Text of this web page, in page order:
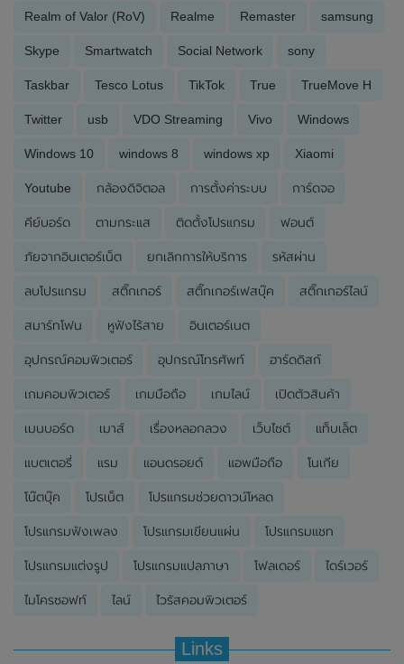
Realm of Valor (RoV) Realme Remaster samsung
Skype Smartwatch Social Network sony
Taskbar Tesco Lotus TikTok True TrueMove H
Twitter usb VDO Streaming Vivo Windows
Windows 10 windows 8 windows xp Xiaomi
Youtube กล้องดิจิตอล การตั้งค่าระบบ การ์ดจอ
คีย์บอร์ด ตามกระแส ติดตั้งโปรแกรม ฟอนต์
ภัยจากอินเตอร์เน็ต ยกเลิกการให้บริการ รหัสผ่าน
ลบโปรแกรม สติ๊กเกอร์ สติ๊กเกอร์เฟสบุ๊ค สติ๊กเกอร์ไลน์
สมาร์ทโฟน หูฟังไร้สาย อินเตอร์เนต
อุปกรณ์คอมพิวเตอร์ อุปกรณ์โทรศัพท์ ฮาร์ดดิสก์
เกมคอมพิวเตอร์ เกมมือถือ เกมไลน์ เปิดตัวสินค้า
เมนบอร์ด เมาส์ เรื่องหลอกลวง เว็บไซต์ แท็บเล็ต
แบตเตอรี่ แรม แอนดรอยด์ แอพมือถือ โนเกีย
โน๊ตบุ๊ค โปรเน็ต โปรแกรมช่วยดาวน์โหลด
โปรแกรมฟังเพลง โปรแกรมเขียนแผ่น โปรแกรมแชท
โปรแกรมแต่งรูป โปรแกรมแปลภาษา โฟลเดอร์ ไดร์เวอร์
ไมโครซอฟท์ ไลน์ ไวรัสคอมพิวเตอร์
Links